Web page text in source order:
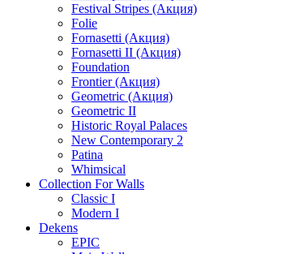
Festival Stripes (Акция)
Folie
Fornasetti (Акция)
Fornasetti II (Акция)
Foundation
Frontier (Акция)
Geometric (Акция)
Geometric II
Historic Royal Palaces
New Contemporary 2
Patina
Whimsical
Collection For Walls
Classic I
Modern I
Dekens
EPIC